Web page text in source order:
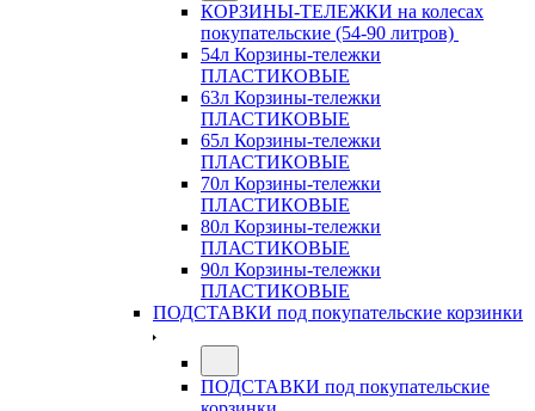
КОРЗИНЫ-ТЕЛЕЖКИ на колесах
покупательские (54-90 литров)
54л Корзины-тележки
ПЛАСТИКОВЫЕ
63л Корзины-тележки
ПЛАСТИКОВЫЕ
65л Корзины-тележки
ПЛАСТИКОВЫЕ
70л Корзины-тележки
ПЛАСТИКОВЫЕ
80л Корзины-тележки
ПЛАСТИКОВЫЕ
90л Корзины-тележки
ПЛАСТИКОВЫЕ
ПОДСТАВКИ под покупательские корзинки
ПОДСТАВКИ под покупательские